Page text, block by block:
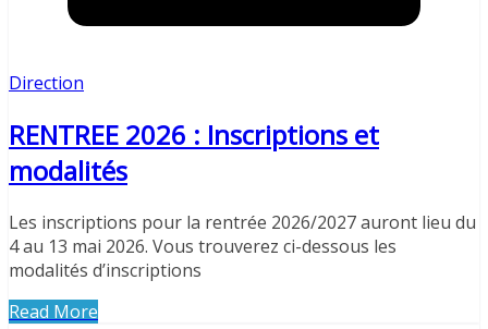
Direction
RENTREE 2026 : Inscriptions et
modalités
Les inscriptions pour la rentrée 2026/2027 auront lieu du
4 au 13 mai 2026. Vous trouverez ci-dessous les
modalités d’inscriptions
Read More